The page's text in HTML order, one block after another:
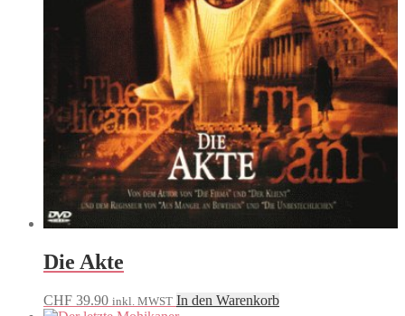
Die Akte
CHF 39.90 inkl. MWST In den Warenkorb